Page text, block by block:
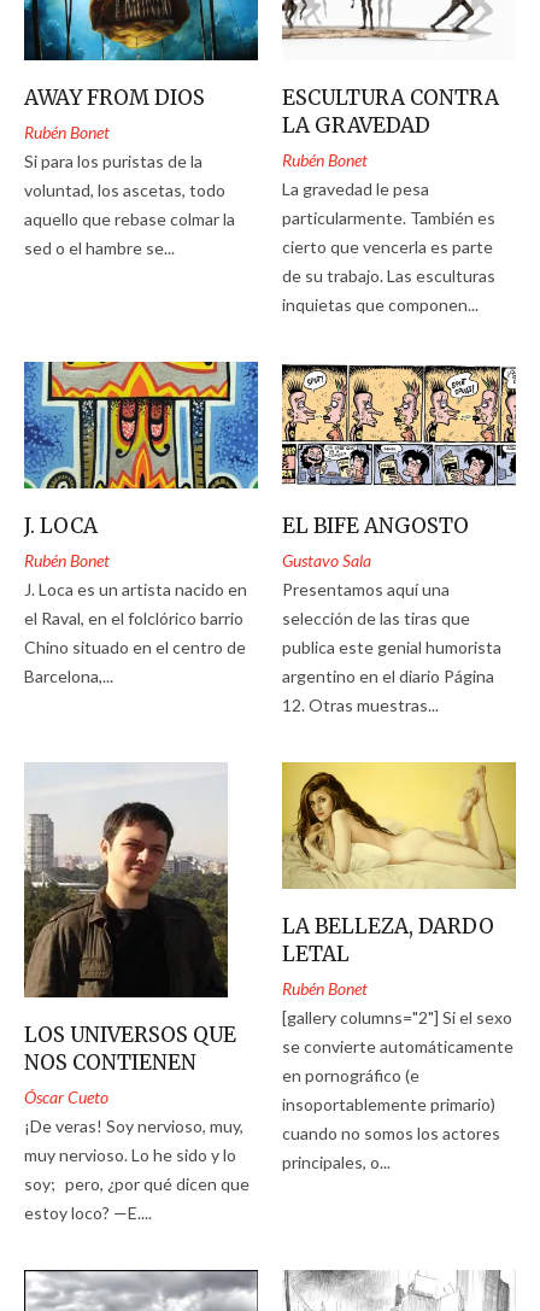
AWAY FROM DIOS
Rubén Bonet
Si para los puristas de la
voluntad, los ascetas, todo
aquello que rebase colmar la
sed o el hambre se...
ESCULTURA CONTRA
LA GRAVEDAD
Rubén Bonet
La gravedad le pesa
particularmente. También es
cierto que vencerla es parte
de su trabajo. Las esculturas
inquietas que componen...
J. LOCA
Rubén Bonet
J. Loca es un artista nacido en
el Raval, en el folclórico barrio
Chino situado en el centro de
Barcelona,...
EL BIFE ANGOSTO
Gustavo Sala
Presentamos aquí una
selección de las tiras que
publica este genial humorista
argentino en el diario Página
12. Otras muestras...
LOS UNIVERSOS QUE
NOS CONTIENEN
Óscar Cueto
¡De veras! Soy nervioso, muy,
muy nervioso. Lo he sido y lo
soy; pero, ¿por qué dicen que
estoy loco? —E....
LA BELLEZA, DARDO
LETAL
Rubén Bonet
[gallery columns="2"] Si el sexo
se convierte automáticamente
en pornográfico (e
insoportablemente primario)
cuando no somos los actores
principales, o...